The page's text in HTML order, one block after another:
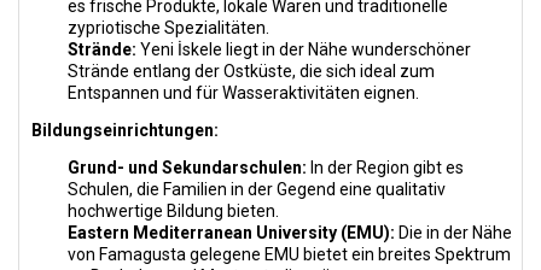
es frische Produkte, lokale Waren und traditionelle
zypriotische Spezialitäten.
Strände: Yeni İskele liegt in der Nähe wunderschöner
Strände entlang der Ostküste, die sich ideal zum
Entspannen und für Wasseraktivitäten eignen.
Bildungseinrichtungen:
Grund- und Sekundarschulen: In der Region gibt es
Schulen, die Familien in der Gegend eine qualitativ
hochwertige Bildung bieten.
Eastern Mediterranean University (EMU): Die in der Nähe
von Famagusta gelegene EMU bietet ein breites Spektrum